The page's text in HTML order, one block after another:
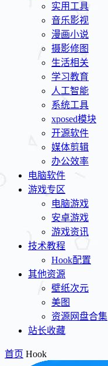
实用工具
音乐影视
漫画小说
摄影修图
生活相关
学习教育
人工智能
系统工具
xposed模块
开源软件
媒体剪辑
办公效率
电脑软件
游戏专区
电脑游戏
安卓游戏
游戏资讯
技术教程
Hook配置
其他资源
壁纸次元
美图
资源网盘合集
站长收藏
首页 Hook